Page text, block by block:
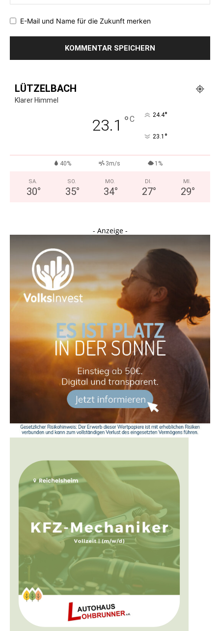
E-Mail und Name für die Zukunft merken
LÜTZELBACH
Klarer Himmel
23.1 °C 24.4°
23.1 °
40% 3m/s 1%
SA.
30°
SO.
35°
MO.
34°
DI.
27°
MI.
29°
- Anzeige -